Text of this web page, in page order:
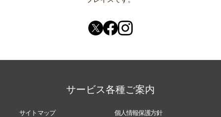
サービス各種ご案内
サイトマップ 個人情報保護方針